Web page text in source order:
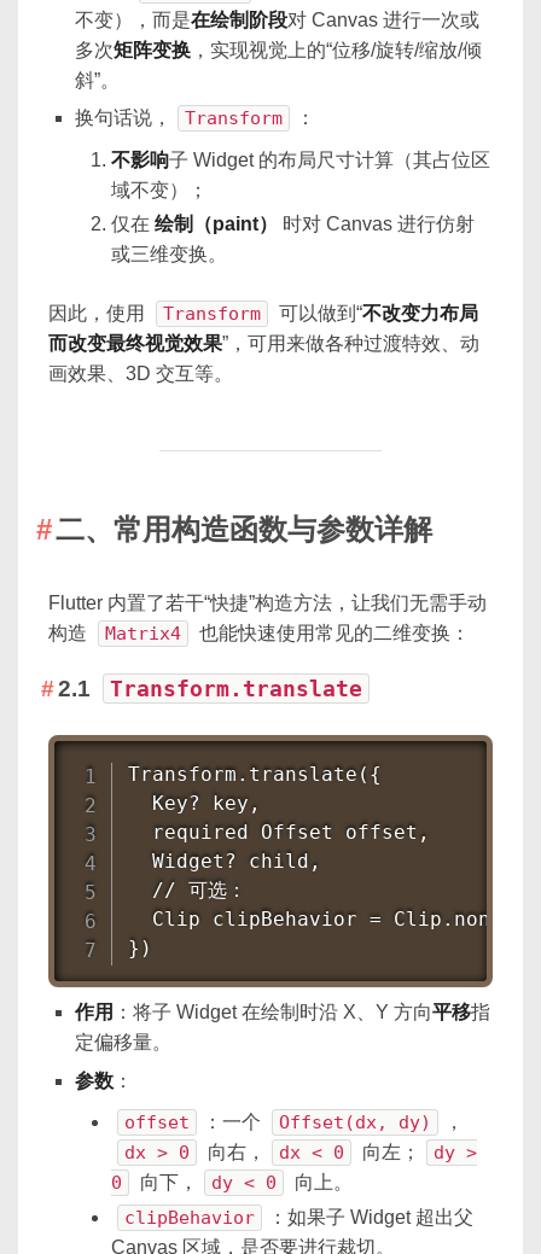
不变），而是在绘制阶段对 Canvas 进行一次或
多次矩阵变换 ，实现视觉上的“位移/旋转/缩放/倾
斜”。
换句话说，
Transform ：
不影响子 Widget 的布局尺寸计算（其占位区
域不变）；
仅在 绘制（paint）
时对 Canvas 进行仿射
或三维变换。
因此，使用 Transform 可以做到“不改变力布局
而改变最终视觉效果”，可用来做各种过渡特效、动
画效果、3D 交互等。
二、常用构造函数与参数详解
Flutter 内置了若干“快捷”构造方法，让我们无需手动
构造
Matrix4 也能快速使用常见的二维变换：
2.1 Transform.translate
Transform.translate({
  Key? key,
  required Offset offset,
  Widget? child,
  // 可选：
  Clip clipBehavior = Clip.none,
})
作用 ：将子 Widget 在绘制时沿 X、Y 方向平移指
定偏移量。
参数 ：
offset ：一个 Offset(dx, dy) ，
dx > 0 向右， dx < 0 向左；
dy >
0
向下， dy < 0 向上。
clipBehavior
：如果子 Widget 超出父
Canvas 区域，是否要进行裁切。